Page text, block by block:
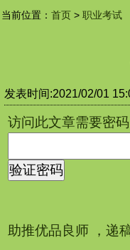
当前位置： 首页> 职业考试
发表时间:2021/02/01
访问此文章需要密
助推优品良师 ，递